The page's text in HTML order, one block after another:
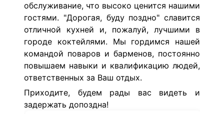
обслуживание, что высоко ценится нашими
гостями. "Дорогая, буду поздно" славится
отличной кухней и, пожалуй, лучшими в
городе коктейлями. Мы гордимся нашей
командой поваров и барменов, постоянно
повышаем навыки и квалификацию людей,
ответственных за Ваш отдых.
Приходите, будем рады вас видеть и
задержать допоздна!